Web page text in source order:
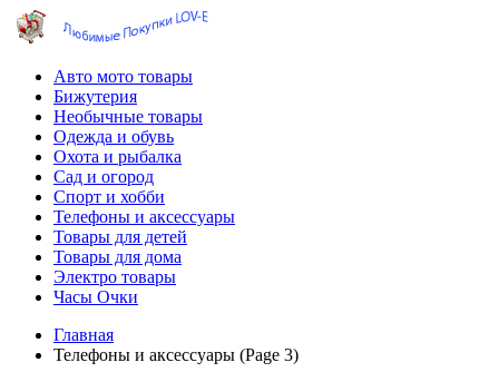
Авто мото товары
Бижутерия
Необычные товары
Одежда и обувь
Охота и рыбалка
Сад и огород
Спорт и хобби
Телефоны и аксессуары
Товары для детей
Товары для дома
Электро товары
Часы Очки
Главная
Телефоны и аксессуары (Page 3)